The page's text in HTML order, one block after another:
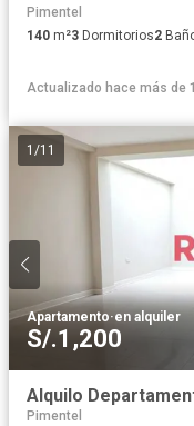
Pimentel
140 m²3 Dormitorios2
Actualizado hace más de
1 /11
Apartamento·en alquiler
S/.1,200
Pimentel